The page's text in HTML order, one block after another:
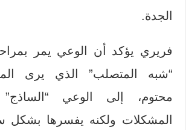
الجدة.
فريري يؤكد أن الوعي يمر
“شبه المتصلب” الذي يرى
محتوم، إلى الوعي
المشكلات ولكنه يفسرها